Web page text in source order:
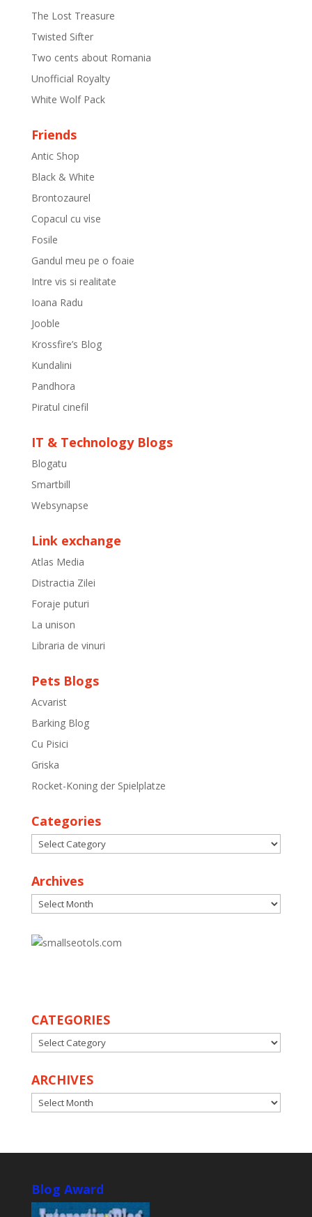
The Lost Treasure
Twisted Sifter
Two cents about Romania
Unofficial Royalty
White Wolf Pack
Friends
Antic Shop
Black & White
Brontozaurel
Copacul cu vise
Fosile
Gandul meu pe o foaie
Intre vis si realitate
Ioana Radu
Jooble
Krossfire’s Blog
Kundalini
Pandhora
Piratul cinefil
IT & Technology Blogs
Blogatu
Smartbill
Websynapse
Link exchange
Atlas Media
Distractia Zilei
Foraje puturi
La unison
Libraria de vinuri
Pets Blogs
Acvarist
Barking Blog
Cu Pisici
Griska
Rocket-Koning der Spielplatze
Categories
Categories
Archives
Archives
CATEGORIES
CATEGORIES
ARCHIVES
ARCHIVES
Blog Award